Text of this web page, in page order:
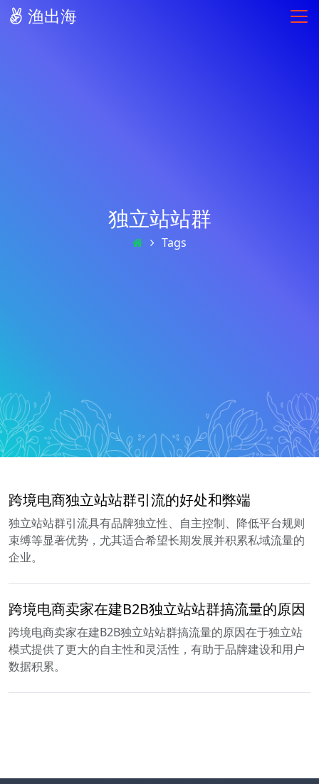
渔出海
独立站站群
Tags
跨境电商独立站站群引流的好处和弊端
独立站站群引流具有品牌独立性、自主控制、降低平台规则
束缚等显著优势，尤其适合希望长期发展并积累私域流量的
企业。
跨境电商卖家在建B2B独立站站群搞流量的原因
跨境电商卖家在建B2B独立站站群搞流量的原因在于独立站
模式提供了更大的自主性和灵活性，有助于品牌建设和用户
数据积累。